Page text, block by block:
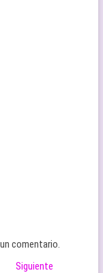
comentario.
Siguiente